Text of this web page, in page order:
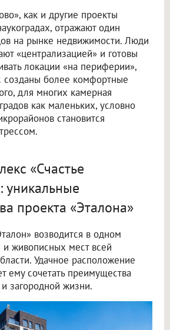
как и другие проекты
отражают один
на рынке недвижимости. Люди
«централизацией» и готовы
локации «на периферии»,
созданы более комфортные
для многих камерная
как маленьких, условно
становится
«Счастье
уникальные
проекта «Эталона»
возводится в одном
живописных мест всей
Удачное расположение
ему сочетать преимущества
загородной жизни.